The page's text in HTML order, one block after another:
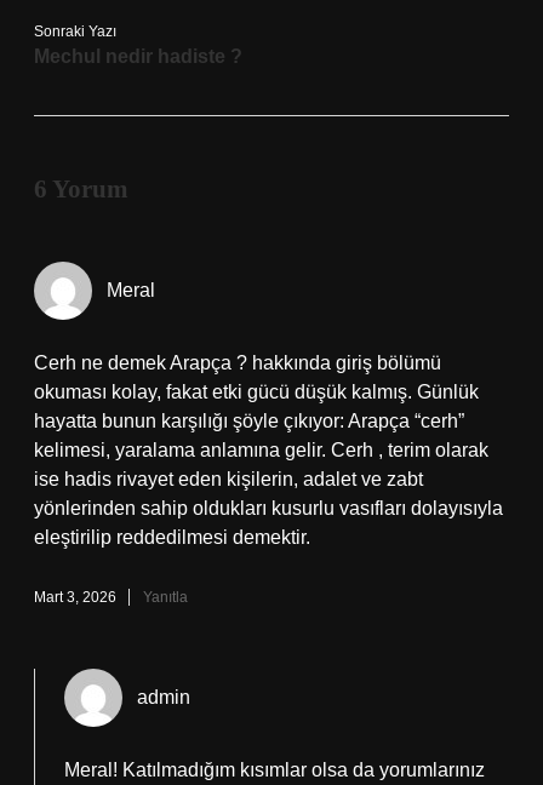
Sonraki Yazı
Mechul nedir hadiste ?
6 Yorum
Meral
Cerh ne demek Arapça ? hakkında giriş bölümü
okuması kolay, fakat etki gücü düşük kalmış. Günlük
hayatta bunun karşılığı şöyle çıkıyor: Arapça “cerh”
kelimesi, yaralama anlamına gelir. Cerh , terim olarak
ise hadis rivayet eden kişilerin, adalet ve zabt
yönlerinden sahip oldukları kusurlu vasıfları dolayısıyla
eleştirilip reddedilmesi demektir.
Mart 3, 2026 Yanıtla
admin
Meral! Katılmadığım kısımlar olsa da yorumlarınız